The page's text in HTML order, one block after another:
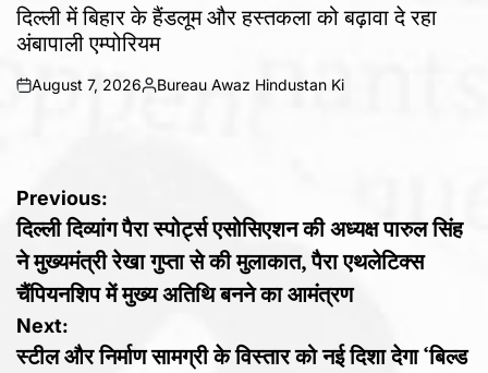
IN
दिल्ली में बिहार के हैंडलूम और हस्तकला को बढ़ावा दे रहा
अंबापाली एम्पोरियम
on
August 7, 2026
Posted
Bureau Awaz Hindustan Ki
Post
navigation
Previous:
दिल्ली दिव्यांग पैरा स्पोर्ट्स एसोसिएशन की अध्यक्ष पारुल सिंह
ने मुख्यमंत्री रेखा गुप्ता से की मुलाकात, पैरा एथलेटिक्स
चैंपियनशिप में मुख्य अतिथि बनने का आमंत्रण
Next:
स्टील और निर्माण सामग्री के विस्तार को नई दिशा देगा ‘बिल्ड